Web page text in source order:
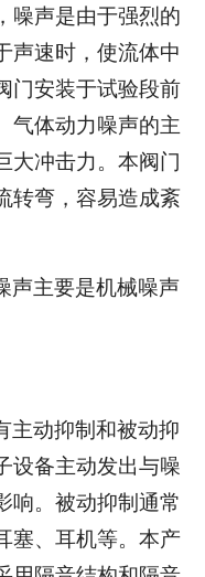
噪声是由于强烈的
声速时，使流体中
门安装于试验段前
气体动力噪声的主
大冲击力。本阀门
转弯，容易造成紊
声主要是机械噪声
主动抑制和被动抑
设备主动发出与噪
响。被动抑制通常
塞、耳机等。本产